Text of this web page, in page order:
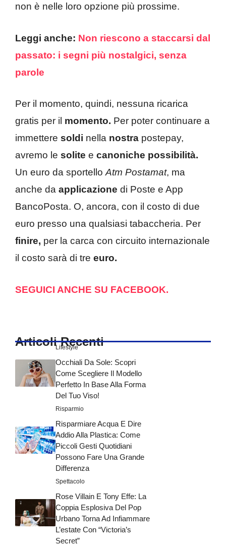
non è nelle loro opzione più prossime.
Leggi anche: Non riescono a staccarsi dal
passato: i segni più nostalgici, senza
parole
Per il momento, quindi, nessuna ricarica
gratis per il momento. Per poter continuare a
immettere soldi nella nostra postepay,
avremo le solite e canoniche possibilità.
Un euro da sportello Atm Postamat, ma
anche da applicazione di Poste e App
BancoPosta. O, ancora, con il costo di due
euro presso una qualsiasi tabaccheria. Per
finire, per la carca con circuito internazionale
il costo sarà di tre euro.
SEGUICI ANCHE SU FACEBOOK.
Articoli Recenti
Lifestyle
Occhiali Da Sole: Scopri
Come Scegliere Il Modello
Perfetto In Base Alla Forma
Del Tuo Viso!
Risparmio
Risparmiare Acqua E Dire
Addio Alla Plastica: Come
Piccoli Gesti Quotidiani
Possono Fare Una Grande
Differenza
Spettacolo
Rose Villain E Tony Effe: La
Coppia Esplosiva Del Pop
Urbano Torna Ad Infiammare
L’estate Con “Victoria’s
Secret”